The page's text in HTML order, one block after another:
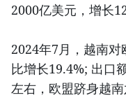
2000亿美元，增长
2024年7月，越南
比增长19.4%; 出口
左右，欧盟跻身越南